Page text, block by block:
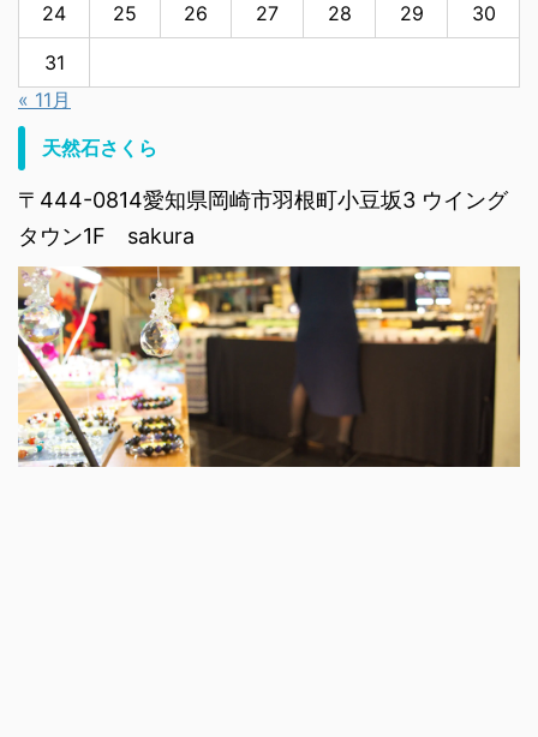
24 25 26 27 28 29 30
31
« 11月
天然石さくら
〒444-0814愛知県岡崎市羽根町小豆坂3 ウイング
タウン1F sakura